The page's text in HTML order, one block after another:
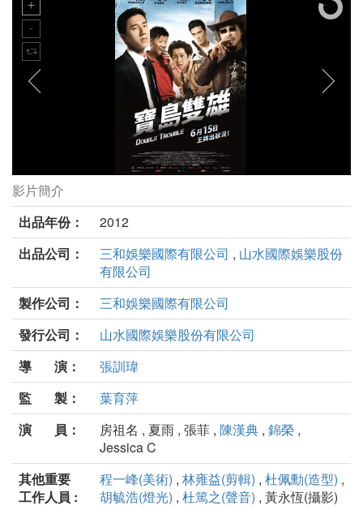
寶島雙雄劇照
影片簡介
出品年份：
2012
出品公司：
三和娛樂國際有限公司 , 山水國際娛樂股份
有限公司
製作公司：
三和娛樂國際有限公司
發行公司：
山水國際娛樂股份有限公司
導 演：
張訓瑋
監 製：
葉育萍
演 員：
房祖名 , 夏雨 , 張菲 , 陳漢典 , 錦榮 ,
Jessica C
其他重要
工作人員 :
程一峰(美術) , 林雍益(剪輯) , 杜佩勳(造型) ,
胡毓浩(燈光) , 杜篤之(聲音) , 黃永恆(攝影)